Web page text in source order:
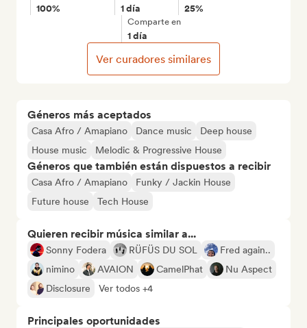
Géneros más aceptados
Casa Afro / Amapiano Dance music
Deep house
House music
Melodic & Progressive House
Géneros que también están dispuestos a recibir
Casa Afro / Amapiano
Funky / Jackin House
Future house
Tech House
Quieren recibir música similar a...
Sonny Fodera RÜFÜS DU SOL
Fred again..
nimino
AVAION CamelPhat
Nu Aspect
Disclosure
Ver todos +4
Principales oportunidades
100% 1 día 25%
Comparte en
1 día
Ver curadores similares